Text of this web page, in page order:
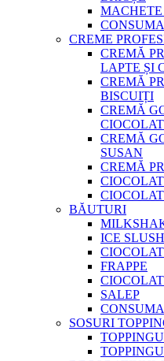
CREME
CREMĂ
LAPTE ȘI
CREMĂ
BISCUIȚI
CREMĂ
CREMĂ
SUSAN
CREMĂ
BĂUTURI
ICE
FRAPPE
SALEP
SOSURI